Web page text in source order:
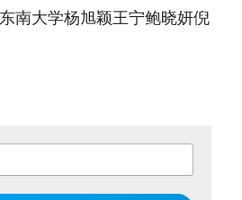
东南大学杨旭颖王宁鲍晓妍倪